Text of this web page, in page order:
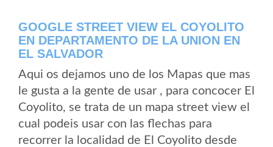
GOOGLE STREET VIEW EL COYOLITO
EN DEPARTAMENTO DE LA UNION EN
EL SALVADOR
Aqui os dejamos uno de los Mapas que mas
le gusta a la gente de usar , para concocer El
Coyolito, se trata de un mapa street view el
cual podeis usar con las flechas para
recorrer la localidad de El Coyolito desde